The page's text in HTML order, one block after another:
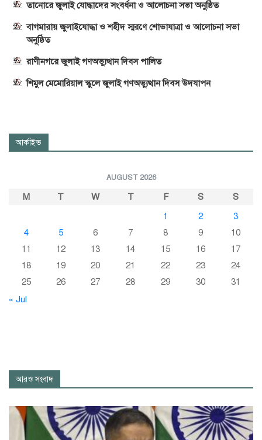
তানোরে জুলাই যোদ্ধাদের সংবর্ধনা ও আলোচনা সভা অনুষ্ঠিত
বাগমারায় জুলাইযোদ্ধা ও শহীদ স্মরণে শোভাযাত্রা ও আলোচনা সভা
অনুষ্ঠিত
রাণীনগরে জুলাই গণঅভ্যুত্থান দিবস পালিত
শিমুল মেমোরিয়াল স্কুলে জুলাই গণঅভ্যুত্থান দিবস উদযাপন
আর্কাইভ
AUGUST 2026
M T W T F S
S
1
2
3
4
5 6 7 8 9
10
11
12 13 14 15 16
17
18
19 20 21 22 23
24
25
26 27 28 29 30
31
« Jul
আরও সংবাদ